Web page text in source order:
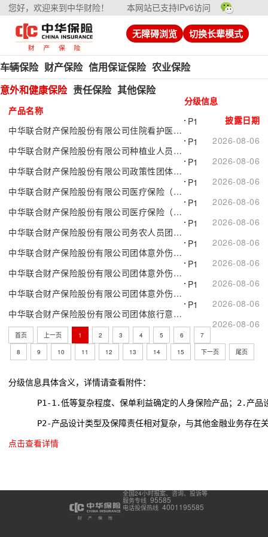
您好，欢迎来到中华财险！ 本网站已支持IPv6访问
无障碍浏览 切换长辈模式
车辆保险 财产保险 信用保证保险 农业保险
意外和健康保险 责任保险 其他保险
产品名称
分级信息
披露日期
中华联合财产保险股份有限公司住院看护医疗保险
P1
2026-08-06
中华联合财产保险股份有限公司种植业人员团体意外伤害保险（2026版）
P1
2026-08-06
中华联合财产保险股份有限公司政策性团体意外伤害保险（2025版）
P1
2026-08-06
中华联合财产保险股份有限公司医疗保险（C款）
P1
2026-08-06
中华联合财产保险股份有限公司医疗保险（A款）
P1
2026-08-06
中华联合财产保险股份有限公司务农人员团体意外伤害保险（2026版）
P1
2026-08-06
中华联合财产保险股份有限公司团体意外伤害保险A款（2026版互联网专属）
P1
2026-08-06
中华联合财产保险股份有限公司团体意外伤害保险（D款2026版）
P1
2026-08-06
中华联合财产保险股份有限公司团体意外伤害保险（C款2026版）
P1
2026-08-06
中华联合财产保险股份有限公司团体旅行意外伤害保险（2026版互联网专属）
P1
2026-08-06
首页 上一页 1 2 3 4 5 6
7
8
9 10 11 12 13 14 15 下一页 尾页
分级信息具体含义，详情请查看附件：
P1-1.低等复杂程度、保单利益确定的人身保险产品；2.产品
P2-产品设计类型及保障责任相对复杂，与其他金融业务存在
点击查看详情
全国24小时报案、咨询、投诉等
服务专线 95585
电话投保热线 4001195585